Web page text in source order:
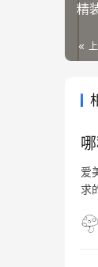
精
爱
求
密